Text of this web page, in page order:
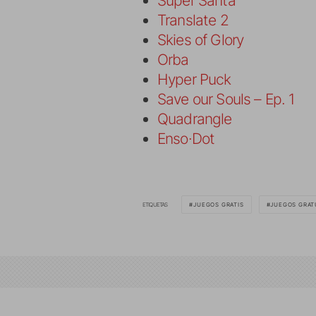
Translate 2
Skies of Glory
Orba
Hyper Puck
Save our Souls – Ep. 1
Quadrangle
Enso·Dot
ETIQUETAS JUEGOS GRATIS JUEGOS